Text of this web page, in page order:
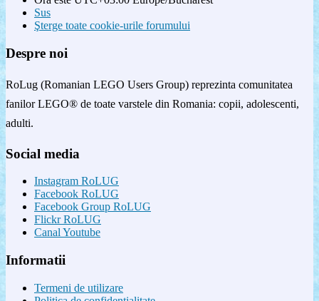
Sus
Şterge toate cookie-urile forumului
Despre noi
RoLug (Romanian LEGO Users Group) reprezinta comunitatea
fanilor LEGO® de toate varstele din Romania: copii, adolescenti,
adulti.
Social media
Instagram RoLUG
Facebook RoLUG
Facebook Group RoLUG
Flickr RoLUG
Canal Youtube
Informatii
Termeni de utilizare